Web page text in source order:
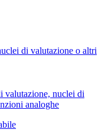
di valutazione o altri
valutazione, nuclei di
analoghe